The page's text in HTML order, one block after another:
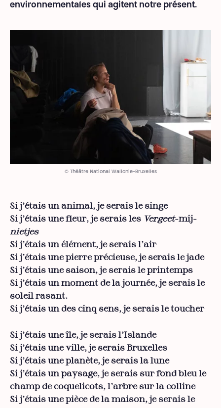
environnementales qui agitent notre présent.
© Théâtre National Wallonie-Bruxelles
Si j’étais un animal, je serais le singe
Si j’étais une fleur, je serais les Vergeet-mij-
nietjes
Si j’étais un élément, je serais l’air
Si j’étais une pierre précieuse, je serais le jade
Si j’étais une saison, je serais le printemps
Si j’étais un moment de la journée, je serais le
soleil rasant.
Si j’étais un des cinq sens, je serais le toucher
Si j’étais une île, je serais l’Islande
Si j’étais une ville, je serais Bruxelles
Si j’étais une planète, je serais la lune
Si j’étais un paysage, je serais sur fond bleu le
champ de coquelicots, l’arbre sur la colline
Si j’étais une pièce de la maison, je serais le